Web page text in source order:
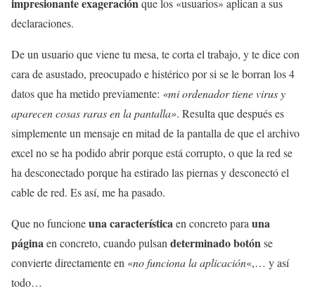
que los «usuarios» aplican a sus
declaraciones.
De un usuario que viene tu mesa, te corta el trabajo, y te dice con
cara de asustado, preocupado e histérico por si se le borran los 4
datos que ha metido previamente: «mi ordenador tiene virus y
aparecen cosas raras en la pantalla». Resulta que después es
simplemente un mensaje en mitad de la pantalla de que el archivo
excel no se ha podido abrir porque está corrupto, o que la red se
ha desconectado porque ha estirado las piernas y desconectó el
cable de red. Es así, me ha pasado.
Que no funcioneuna característicaen concreto para una
páginaen concreto, cuando pulsan determinado botónse
convierte directamente en «no funciona la aplicación«,… y así
todo…